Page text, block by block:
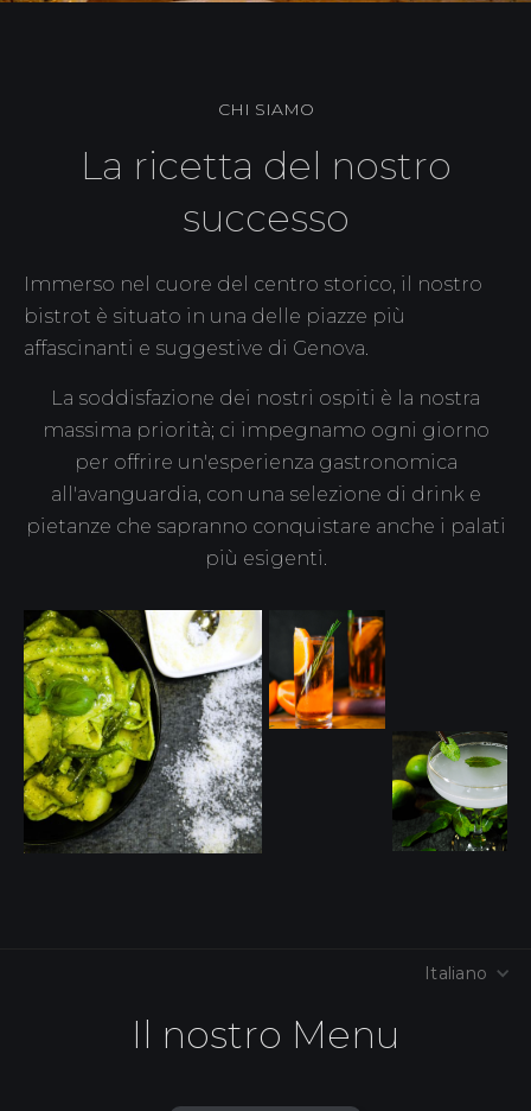
CHI SIAMO
La ricetta del nostro
successo
Immerso nel cuore del centro storico, il nostro
bistrot è situato in una delle piazze più
affascinanti e suggestive di Genova.
La soddisfazione dei nostri ospiti è la nostra
massima priorità; ci impegnamo ogni giorno
per offrire un'esperienza gastronomica
all'avanguardia, con una selezione di drink e
pietanze che sapranno conquistare anche i palati
più esigenti.
Italiano
Il nostro Menu